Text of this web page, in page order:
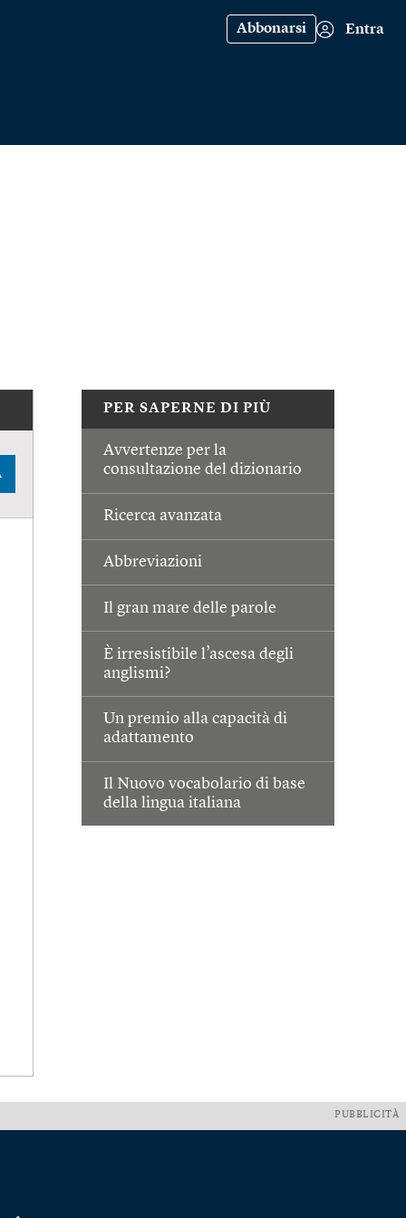
Abbonarsi Entra
PER SAPERNE DI PIÙ
Avvertenze per la
consultazione del dizionario
Ricerca avanzata
Abbreviazioni
Il gran mare delle parole
È irresistibile l’ascesa degli
anglismi?
Un premio alla capacità di
adattamento
Il Nuovo vocabolario di base
della lingua italiana
PUBBLICITÀ